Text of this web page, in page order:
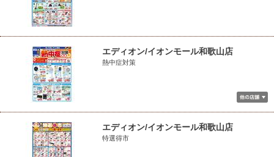
エディオン/イオンモール和歌山店
熱中症対策
エディオン/イオンモール和歌山店
特選得市